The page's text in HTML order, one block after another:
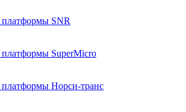
SNR
SuperMicro
Норси-транс